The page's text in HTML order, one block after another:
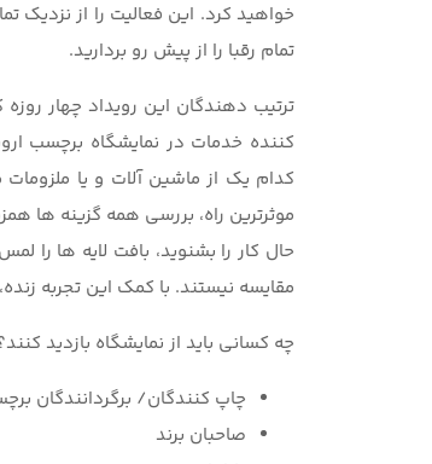
خواهید کرد. این فعالیت را از نزدیک
تمام رقبا را از پیش رو بردارید.
کننده خدمات در نمایشگاه برچسب
کدام یک از ماشین آلات و یا
موثرترین راه، بررسی همه گزینه ها
حال کار را بشنوید، بافت لایه ها را
مقایسه نیستند. با کمک این تجربه
چه کسانی باید از نمایشگاه بازدید
چاپ کنندگان/ برگردانندگان
صاحبان برند